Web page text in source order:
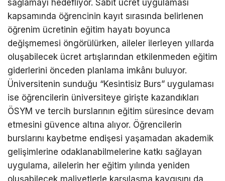
sağlamayı hedefliyor. Sabit ücret uygulaması
kapsamında öğrencinin kayıt sırasında belirlenen
öğrenim ücretinin eğitim hayatı boyunca
değişmemesi öngörülürken, aileler ilerleyen yıllarda
oluşabilecek ücret artışlarından etkilenmeden eğitim
giderlerini önceden planlama imkânı buluyor.
Üniversitenin sunduğu “Kesintisiz Burs” uygulaması
ise öğrencilerin üniversiteye girişte kazandıkları
ÖSYM ve tercih burslarının eğitim süresince devam
etmesini güvence altına alıyor. Öğrencilerin
burslarını kaybetme endişesi yaşamadan akademik
gelişimlerine odaklanabilmelerine katkı sağlayan
uygulama, ailelerin her eğitim yılında yeniden
oluşabilecek maliyetlerle karşılaşma kaygısını da